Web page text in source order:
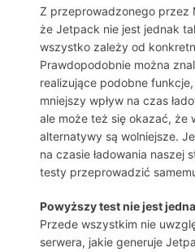
Z przeprowadzonego przez
że Jetpack nie jest jednak
wszystko zależy od
Prawdopodobnie można
realizujące podobne
mniejszy wpływ na czas
ale może też się okazać, że
alternatywy są wolniejsze.
na czasie ładowania naszej
testy przeprowadzić
Powyższy test nie jest
Przede wszystkim nie
serwera, jakie generuje